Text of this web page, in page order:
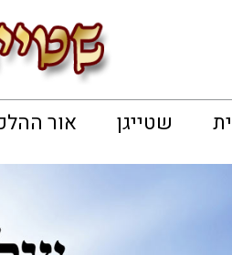
שטייגן אור